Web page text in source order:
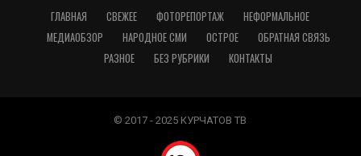
ГЛАВНАЯ СВЕЖЕЕ ФОТОРЕПОРТАЖ
НЕФОРМАЛЬНОЕ
МЕДИАОБЗОР
НАРОДНОЕ СМИ ОСТРОЕ
ОБРАТНАЯ СВЯЗЬ
РАЗНОЕ
БЕЗ РУБРИКИ КОНТАКТЫ
© 2017 - 2025 КУРЧАТОВ ТВ